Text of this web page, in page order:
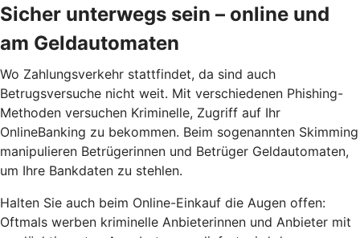
Sicher unterwegs sein – online und
am Geldautomaten
Wo Zahlungsverkehr stattfindet, da sind auch
Betrugsversuche nicht weit. Mit verschiedenen Phishing-
Methoden versuchen Kriminelle, Zugriff auf Ihr
OnlineBanking zu bekommen. Beim sogenannten Skimming
manipulieren Betrügerinnen und Betrüger Geldautomaten,
um Ihre Bankdaten zu stehlen.
Halten Sie auch beim Online-Einkauf die Augen offen:
Oftmals werben kriminelle Anbieterinnen und Anbieter mit